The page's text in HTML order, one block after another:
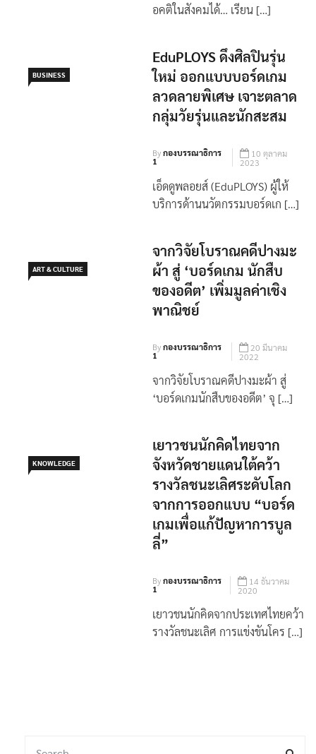
อคติในสังคมได้… เรียน […]
BUSINESS
EduPLOYS ดึงศิลปินรุ่น
ใหม่ ออกแบบบอร์ดเกม
ลวดลายพิเศษ เจาะตลาด
กลุ่มวัยรุ่นและนักสะสม
Byกองบรรณาธิการ
1
10 ตุลาคม
2023
เอ็ดดูพลอยส์ (EduPLOYS) ผู้ให้
บริการด้านนวัตกรรมบอร์ดเก […]
ART & CULTURE
จากวิจัยโบราณคดีปางมะ
ผ้า สู่ ‘บอร์ดเกม นักสืบ
ของอดีต’ เพิ่มมูลค่าเชิง
พาณิชย์
Byกองบรรณาธิการ
1
20 มีนาคม
2022
จากวิจัยโบราณคดีปางมะผ้า สู่
‘บอร์ดเกมนักสืบของอดีต’ จุ […]
KNOWLEDGE
เยาวชนนักคิดไทยจาก
จังหวัดชายแดนใต้คว้า
รางวัลชนะเลิศระดับโลก
จากการออกแบบ “บอร์ด
เกมเพื่อแก้ปัญหาการบูล
ลี่”
Byกองบรรณาธิการ
1
14 ธันวาคม
2020
เยาวชนนักคิดจากประเทศไทยคว้า
รางวัลชนะเลิศ การแข่งขันโคร […]